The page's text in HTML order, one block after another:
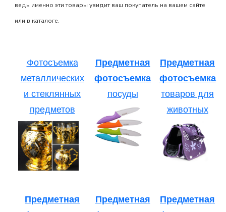
ведь именно эти товары увидит ваш покупатель на вашем сайте
или в каталоге.
Фотосъемка
металлических
и стеклянных
предметов
Предметная
фотосъемка
посуды
Предметная
фотосъемка
товаров для
животных
Предметная
Предметная
Предметная